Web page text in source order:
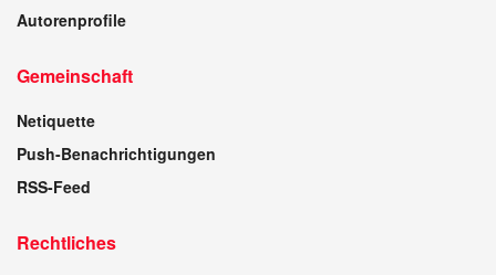
Autorenprofile
Gemeinschaft
Netiquette
Push-Benachrichtigungen
RSS-Feed
Rechtliches